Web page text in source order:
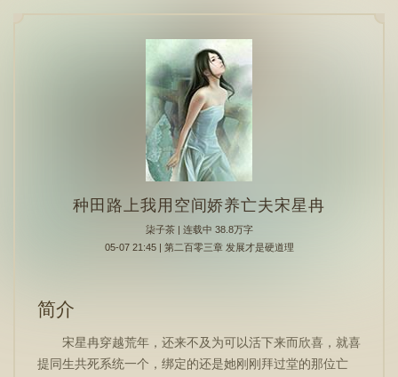
种田路上我用空间娇养亡夫宋星冉
柒子茶| 连载中 38.8万字
05-07 21:45 | 第二百零三章 发展才是硬道理
简介
宋星冉穿越荒年，还来不及为可以活下来而欣喜，就喜
提同生共死系统一个，绑定的还是她刚刚拜过堂的那位亡